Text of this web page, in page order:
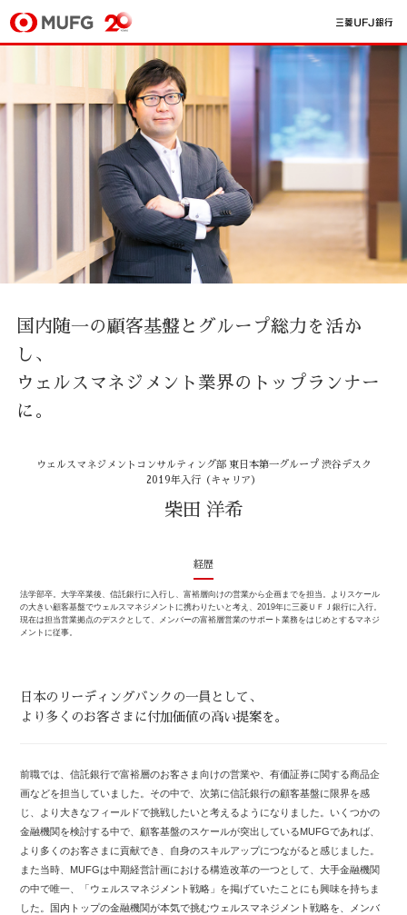
国内随一の顧客基盤とグループ総力を活か
し、
ウェルスマネジメント業界のトップランナー
に。
ウェルスマネジメントコンサルティング部 東日本第一グループ 渋谷デスク
2019年入行（キャリア）
柴田 洋希
経歴
法学部卒。大学卒業後、信託銀行に入行し、富裕層向けの営業から企画までを担当。よりスケール
の大きい顧客基盤でウェルスマネジメントに携わりたいと考え、2019年に三菱ＵＦＪ銀行に入行。
現在は担当営業拠点のデスクとして、メンバーの富裕層営業のサポート業務をはじめとするマネジ
メントに従事。
日本のリーディングバンクの一員として、
より多くのお客さまに付加価値の高い提案を。
前職では、信託銀行で富裕層のお客さま向けの営業や、有価証券に関する商品企
画などを担当していました。その中で、次第に信託銀行の顧客基盤に限界を感
じ、より大きなフィールドで挑戦したいと考えるようになりました。いくつかの
金融機関を検討する中で、顧客基盤のスケールが突出しているMUFGであれば、
より多くのお客さまに貢献でき、自身のスキルアップにつながると感じました。
また当時、MUFGは中期経営計画における構造改革の一つとして、大手金融機関
の中で唯一、「ウェルスマネジメント戦略」を掲げていたことにも興味を持ちま
した。国内トップの金融機関が本気で挑むウェルスマネジメント戦略を、メンバ